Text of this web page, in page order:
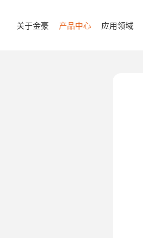
关于金豪 产品中心 应用领域